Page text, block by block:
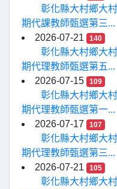
彰化縣大村鄉大
期代課教師甄選第三...
2026-07-21
140
彰化縣大村鄉大
期代理教師甄選第五...
2026-07-15
109
彰化縣大村鄉大
期代理教師甄選第一...
2026-07-17
107
彰化縣大村鄉大
期代理教師甄選第三...
2026-07-21
105
彰化縣大村鄉大